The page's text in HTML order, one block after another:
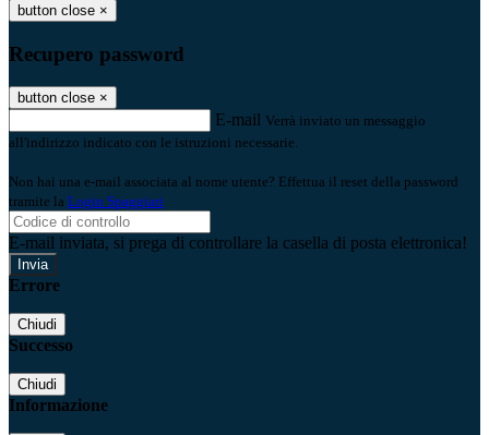
button close ×
Recupero password
button close ×
E-mail Verrà inviato un messaggio
all'indirizzo indicato con le istruzioni necessarie.
Non hai una e-mail associata al nome utente? Effettua il reset della password
tramite la Login Spaggiari
E-mail inviata, si prega di controllare la casella di posta elettronica!
Errore
Chiudi
Successo
Chiudi
Informazione